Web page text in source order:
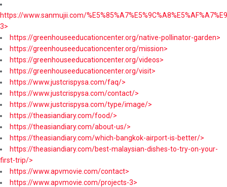
https://www.sanmujii.com/
3>
https://greenhouseeducationcenter.org/native-pollinator-garden>
https://greenhouseeducationcenter.org/mission>
https://greenhouseeducationcenter.org/videos>
https://greenhouseeducationcenter.org/visit>
https://www.justcrispysa.com/faq/>
https://www.justcrispysa.com/contact/>
https://www.justcrispysa.com/type/image/>
https://theasiandiary.com/food/>
https://theasiandiary.com/about-us/>
https://theasiandiary.com/which-bangkok-airport-is-better/>
https://theasiandiary.com/best-malaysian-dishes-to-try-on-your-
first-trip/>
https://www.apvmovie.com/contact>
https://www.apvmovie.com/projects-3>